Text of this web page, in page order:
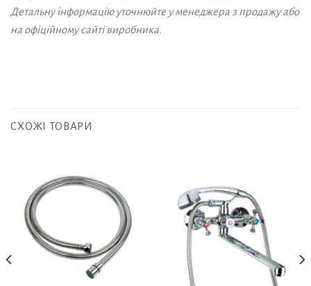
Детальну інформацію уточнюйте у менеджера з продажу або
на офіційному сайті виробника.
СХОЖІ ТОВАРИ